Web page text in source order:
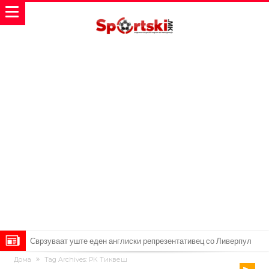
Сврзуваат уште еден англиски репрезентативец со Ливерпул
Замена за Влаховиќ: Напаѓачот на Манчестер доаѓа во Јувентус!
Дома Tag Archives: РК Тиквеш